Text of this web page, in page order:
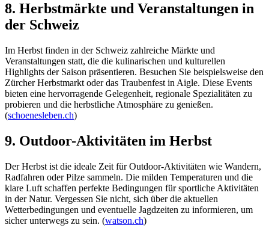
8. Herbstmärkte und Veranstaltungen in
der Schweiz
Im Herbst finden in der Schweiz zahlreiche Märkte und
Veranstaltungen statt, die die kulinarischen und kulturellen
Highlights der Saison präsentieren. Besuchen Sie beispielsweise den
Zürcher Herbstmarkt oder das Traubenfest in Aigle. Diese Events
bieten eine hervorragende Gelegenheit, regionale Spezialitäten zu
probieren und die herbstliche Atmosphäre zu genießen.
(schoenesleben.ch)
9. Outdoor-Aktivitäten im Herbst
Der Herbst ist die ideale Zeit für Outdoor-Aktivitäten wie Wandern,
Radfahren oder Pilze sammeln. Die milden Temperaturen und die
klare Luft schaffen perfekte Bedingungen für sportliche Aktivitäten
in der Natur. Vergessen Sie nicht, sich über die aktuellen
Wetterbedingungen und eventuelle Jagdzeiten zu informieren, um
sicher unterwegs zu sein. (watson.ch)